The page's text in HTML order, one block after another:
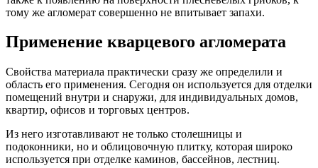
тому же агломерат совершенно не впитывает запахи.
Применение кварцевого агломерата
Свойства материала практически сразу же определили и
область его применения. Сегодня он используется для отделки
помещений внутри и снаружи, для индивидуальных домов,
квартир, офисов и торговых центров.
Из него изготавливают не только столешницы и
подоконники, но и облицовочную плитку, которая широко
используется при отделке каминов, бассейнов, лестниц.